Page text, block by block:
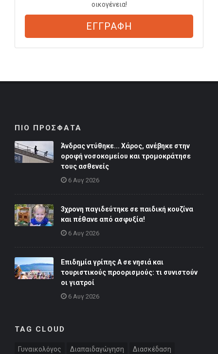
οικογένεια!
ΕΓΓΡΑΦΗ
ΠΙΟ ΠΡΟΣΦΑΤΑ
Άνδρας ντύθηκε... Χάρος, ανέβηκε στην
οροφή νοσοκομείου και τρομοκράτησε
τους ασθενείς
6 Αυγ 2026
3χρονη παγιδεύτηκε σε παιδική κουζίνα
και πέθανε από ασφυξία!
6 Αυγ 2026
Επιδημία γρίπης Α σε νησιά και
τουριστικούς προορισμούς: τι συνιστούν
οι γιατροί
6 Αυγ 2026
TAG CLOUD
Γυναικολόγος Διαπαιδαγώγηση Διασκέδαση